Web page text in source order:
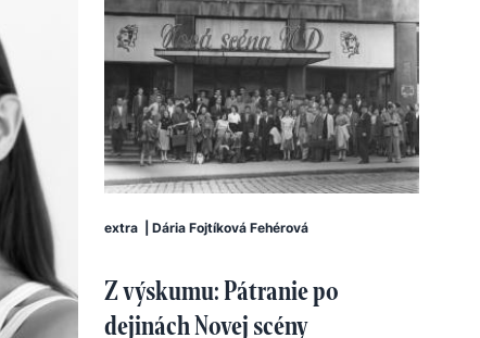
extra Dária Fojtíková Fehérová
Z výskumu: Pátranie po
dejinách Novej scény